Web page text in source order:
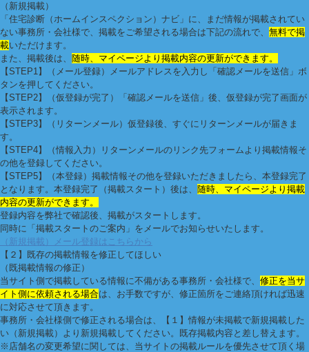
（新規掲載）
「住宅診断（ホームインスペクション）ナビ」に、まだ情報が掲載されてい
ない事務所・会社様で、掲載をご希望される場合は下記の流れで、 無料で掲
載いただけます。
また、掲載後は、 随時、マイページより掲載内容の更新ができます。
【STEP1】（メール登録）
メールアドレスを入力し「確認メールを送信」ボ
タンを押してください。
【STEP2】（仮登録が完了）
「確認メールを送信」後、仮登録が完了画面が
表示されます。
【STEP3】（リターンメール） 仮登録後、すぐにリターンメールが届きま
す。
【STEP4】（情報入力）
リターンメールのリンク先フォームより掲載情報そ
の他を登録してください。
【STEP5】（本登録） 掲載情報その他を登録いただきましたら、本登録完了
となります。本登録完了（掲載スタート）後は、 随時、マイページより掲載
内容の更新ができます。
登録内容を弊社で確認後、掲載がスタートします。
同時に「掲載スタートのご案内」をメールでお知らせいたします。
（新規掲載）メール登録はこちらから
【２】既存の掲載情報を修正してほしい
（既掲載情報の修正）
当サイト側で掲載している情報に不備がある事務所・会社様で、 修正を当サ
イト側に依頼される場合は、お手数ですが、修正箇所をご連絡頂ければ迅速
に対応させて頂きます。
事務所・会社様側で修正される場合は、【１】情報が未掲載で新規掲載した
い（新規掲載）より新規掲載してください。既存掲載内容と差し替えます。
※店舗名の変更希望に関しては、当サイトの掲載ルールを優先させて頂く場